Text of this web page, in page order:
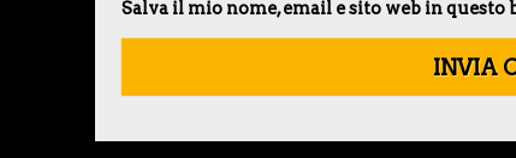
Salva il mio nome, email e sito web in